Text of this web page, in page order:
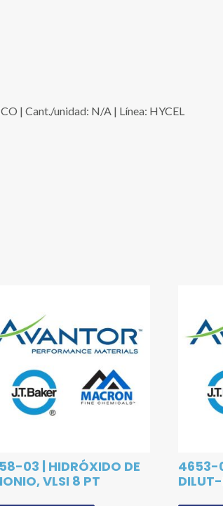
| Cant./unidad: N/A | Línea: HYCEL
03 | HIDRÓXIDO DE
VLSI 8 PT
4653-